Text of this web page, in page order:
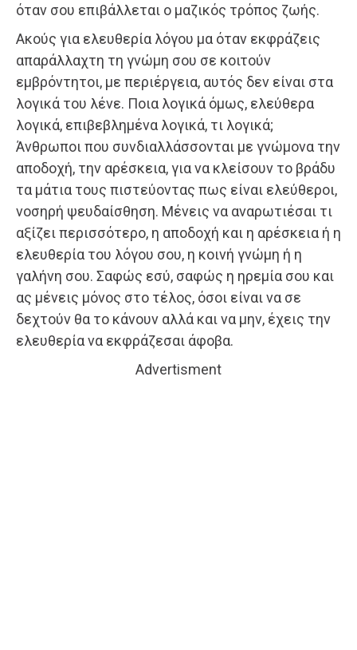
όταν σου επιβάλλεται ο μαζικός τρόπος ζωής.
Ακούς για ελευθερία λόγου μα όταν εκφράζεις
απαράλλαχτη τη γνώμη σου σε κοιτούν
εμβρόντητοι, με περιέργεια, αυτός δεν είναι στα
λογικά του λένε. Ποια λογικά όμως, ελεύθερα
λογικά, επιβεβλημένα λογικά, τι λογικά;
Άνθρωποι που συνδιαλλάσσονται με γνώμονα την
αποδοχή, την αρέσκεια, για να κλείσουν το βράδυ
τα μάτια τους πιστεύοντας πως είναι ελεύθεροι,
νοσηρή ψευδαίσθηση. Μένεις να αναρωτιέσαι τι
αξίζει περισσότερο, η αποδοχή και η αρέσκεια ή η
ελευθερία του λόγου σου, η κοινή γνώμη ή η
γαλήνη σου. Σαφώς εσύ, σαφώς η ηρεμία σου και
ας μένεις μόνος στο τέλος, όσοι είναι να σε
δεχτούν θα το κάνουν αλλά και να μην, έχεις την
ελευθερία να εκφράζεσαι άφοβα.
Advertisment